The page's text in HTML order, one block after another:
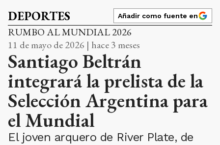
DEPORTES Añadir como fuente en
RUMBO AL MUNDIAL 2026
11 de mayo de 2026 | hace 3 meses
Santiago Beltrán
integrará la prelista de la
Selección Argentina para
el Mundial
El joven arquero de River Plate, de